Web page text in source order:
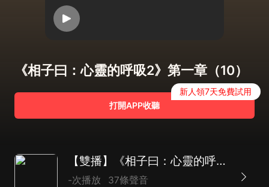
《相子曰：心靈的呼吸2》第一章（10）
打開APP收聽
新人領7天免費試用
【雙播】《相子曰：心靈的呼吸Ⅱ》
-次播放 37條聲音